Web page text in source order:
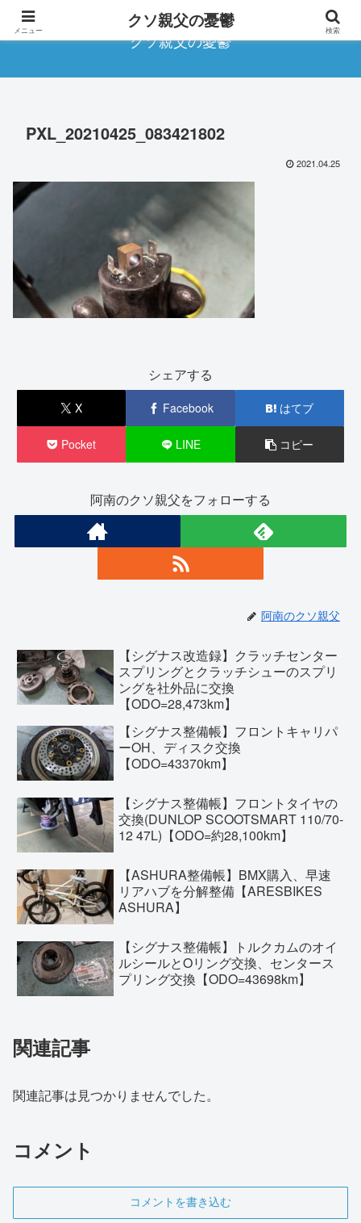
クソ親父の憂鬱
PXL_20210425_083421802
2021.04.25
シェアする
X Facebook はてブ
Pocket LINE コピー
阿南のクソ親父をフォローする
阿南のクソ親父
【シグナス改造録】クラッチセンター
スプリングとクラッチシューのスプリ
ングを社外品に交換
【ODO=28,473km】
【シグナス整備帳】フロントキャリパ
ーOH、ディスク交換
【ODO=43370km】
【シグナス整備帳】フロントタイヤの
交換(DUNLOP SCOOTSMART 110/70-
12 47L)【ODO=約28,100km】
【ASHURA整備帳】BMX購入、早速
リアハブを分解整備【ARESBIKES
ASHURA】
【シグナス整備帳】トルクカムのオイ
ルシールとOリング交換、センタース
プリング交換【ODO=43698km】
関連記事
関連記事は見つかりませんでした。
コメント
コメントを書き込む
メニュー クソ親父の憂鬱 検索